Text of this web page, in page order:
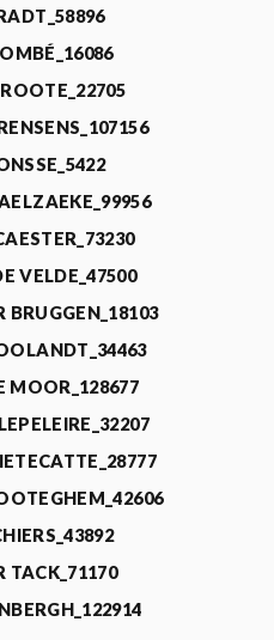
VELDE_47500
BRUGGEN_18103
MOOR_128677
TACK_71170